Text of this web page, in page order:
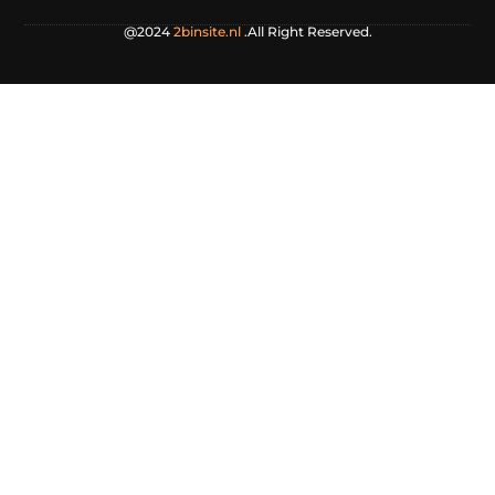
@2024 2binsite.nl.All Right Reserved.